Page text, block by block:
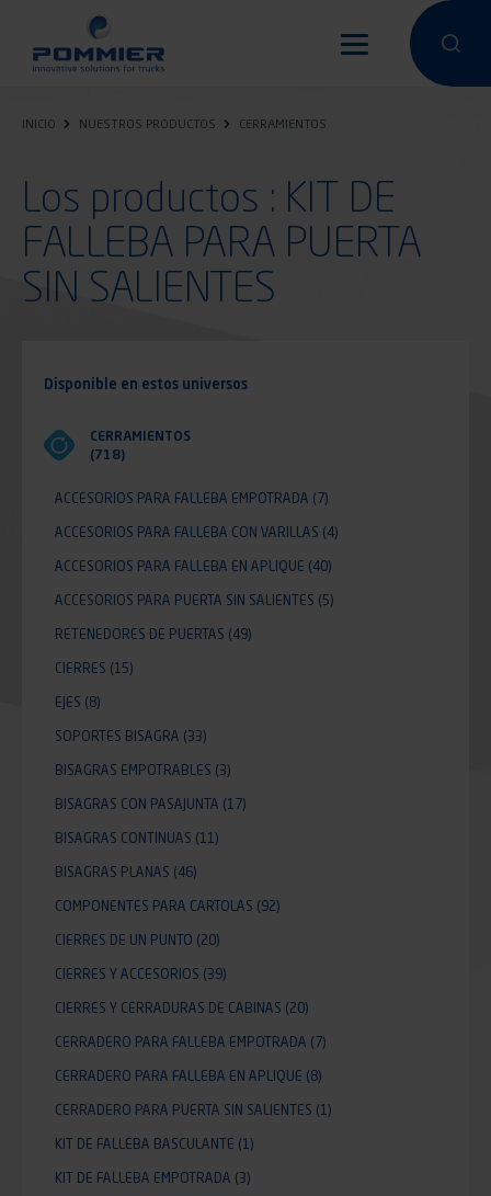
contenido
Hacer una
INICIO NUESTROS PRODUCTOS CERRAMIENTOS
Los productos : KIT DE
FALLEBA PARA PUERTA
SIN SALIENTES
Disponible en estos universos
CERRAMIENTOS
(718)
ACCESORIOS PARA FALLEBA EMPOTRADA (7)
ACCESORIOS PARA FALLEBA CON VARILLAS (4)
ACCESORIOS PARA FALLEBA EN APLIQUE (40)
ACCESORIOS PARA PUERTA SIN SALIENTES (5)
RETENEDORES DE PUERTAS (49)
CIERRES (15)
EJES (8)
SOPORTES BISAGRA (33)
BISAGRAS EMPOTRABLES (3)
BISAGRAS CON PASAJUNTA (17)
BISAGRAS CONTINUAS (11)
BISAGRAS PLANAS (46)
COMPONENTES PARA CARTOLAS (92)
CIERRES DE UN PUNTO (20)
CIERRES Y ACCESORIOS (39)
CIERRES Y CERRADURAS DE CABINAS (20)
CERRADERO PARA FALLEBA EMPOTRADA (7)
CERRADERO PARA FALLEBA EN APLIQUE (8)
CERRADERO PARA PUERTA SIN SALIENTES (1)
KIT DE FALLEBA BASCULANTE (1)
KIT DE FALLEBA EMPOTRADA (3)